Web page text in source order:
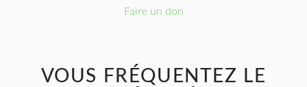
Faire un don
VOUS FRÉQUENTEZ LE